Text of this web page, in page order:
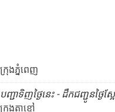
ក្រុងភ្នំពេញ
បញ្ជាទិញថ្ងៃនេះ - ដឹកជញ្ជូនថ្ងៃស្អ
ក្រុងតាខ្មៅ